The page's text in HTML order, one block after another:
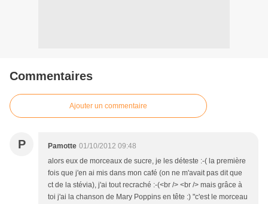
Commentaires
Ajouter un commentaire
P Pamotte 01/10/2012 09:48
alors eux de morceaux de sucre, je les déteste :-( la première
fois que j'en ai mis dans mon café (on ne m'avait pas dit que
ct de la stévia), j'ai tout recraché :-(<br /> <br /> mais grâce à
toi j'ai la chanson de Mary Poppins en tête :) "c'est le morceau